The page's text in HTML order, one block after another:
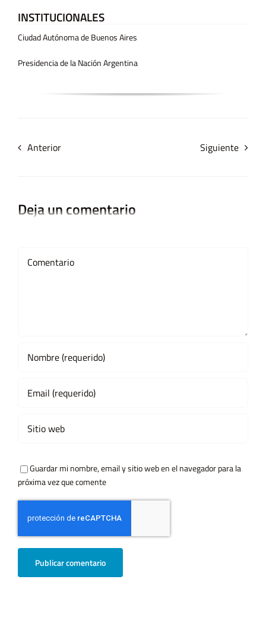
INSTITUCIONALES
Ciudad Autónoma de Buenos Aires
Presidencia de la Nación Argentina
Anterior Siguiente
Deja un comentario
Guardar mi nombre, email y sitio web en el navegador para la
próxima vez que comente